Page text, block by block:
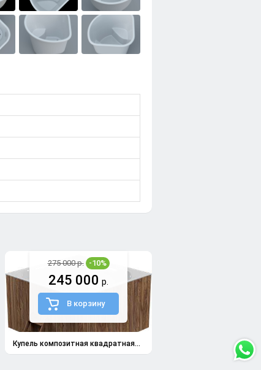
Купель композитная квадратная...
275 000 р. -10%
245 000 р.
В корзину